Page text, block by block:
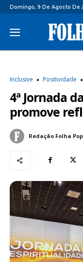
Domingo, 9 De Agosto De
Inclusive Positividade
4ª Jornada
promove
Redação Folha